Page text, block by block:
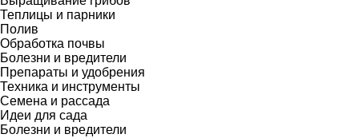
Теплицы и парники
Полив
Обработка почвы
Болезни и вредители
Препараты и удобрения
Техника и инструменты
Семена и рассада
Идеи для сада
Болезни и вредители